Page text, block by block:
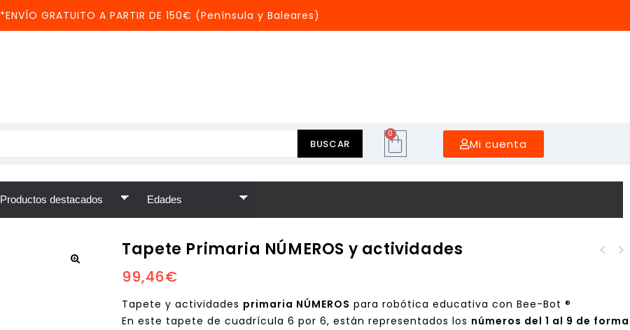
*ENVÍO GRATUITO A PARTIR DE 150€ (Península y Baleares)
BUSCAR
0
Mi cuenta
Tapete Primaria NÚMEROS y actividades
99,46€
Tapete y actividades primaria NÚMEROS para robótica educativa con Bee-Bot ®
En este tapete de cuadrícula 6 por 6, están representados los números del 1 al 9 de forma